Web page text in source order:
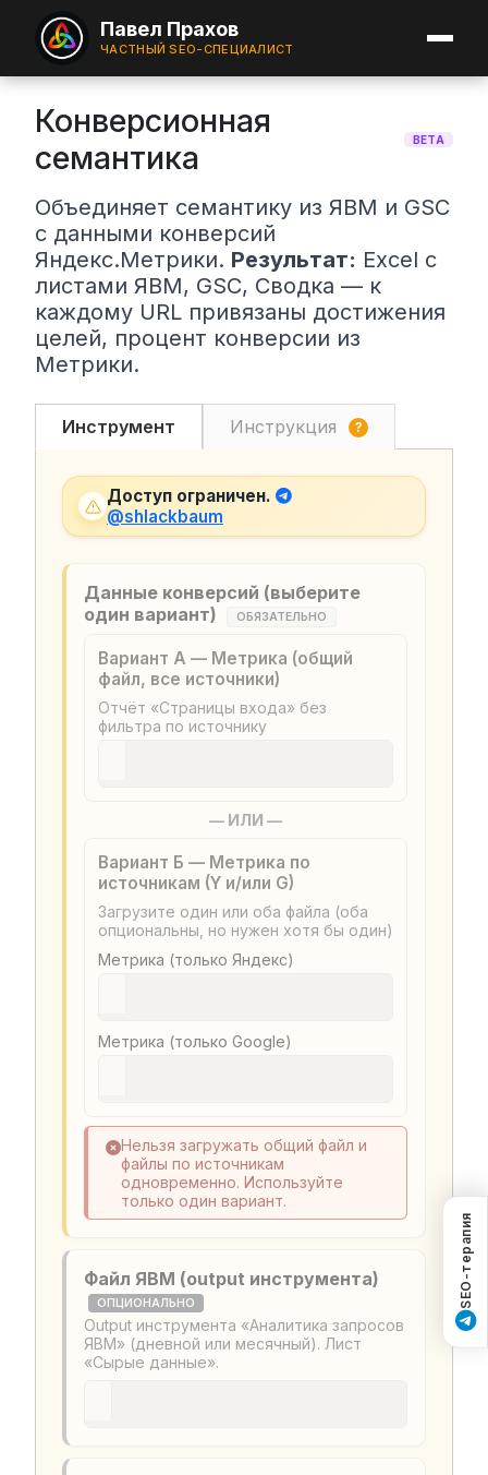
Павел Прахов
ЧАСТНЫЙ SEO-СПЕЦИАЛИСТ
Конверсионная
семантика
BETA
Объединяет семантику из ЯВМ и GSC
с данными конверсий
Яндекс.Метрики. Результат: Excel с
листами ЯВМ, GSC, Сводка — к
каждому URL привязаны достижения
целей, процент конверсии из
Метрики.
Инструмент Инструкция ?
Доступ ограничен.
@shlackbaum
Данные конверсий (выберите
один вариант)
ОБЯЗАТЕЛЬНО
Вариант А — Метрика (общий
файл, все источники)
Отчёт «Страницы входа» без
фильтра по источнику
— ИЛИ —
Вариант Б — Метрика по
источникам (Y и/или G)
Загрузите один или оба файла (оба
опциональны, но нужен хотя бы один)
Метрика (только Яндекс)
Метрика (только Google)
Нельзя загружать общий файл и
файлы по источникам
одновременно. Используйте
только один вариант.
Файл ЯВМ (output инструмента)
ОПЦИОНАЛЬНО
Output инструмента «Аналитика запросов
ЯВМ» (дневной или месячный). Лист
«Сырые данные».
SEO-терапия